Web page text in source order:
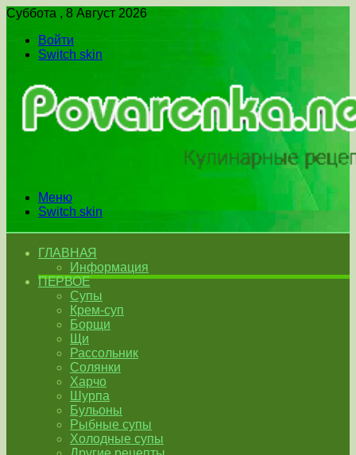
Суббота , 8 Август 2026
Войти
Switch skin
Меню
Switch skin
ГЛАВНАЯ
Информация
ПЕРВОЕ
Супы
Крем-суп
Борщи
Щи
Рассольник
Солянки
Харчо
Шурпа
Бульоны
Рыбные супы
Холодные супы